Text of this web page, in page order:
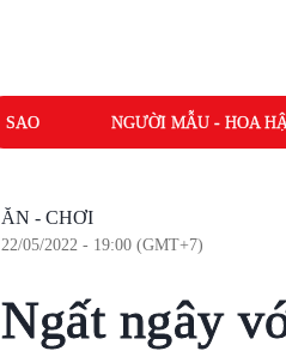
SAO NGƯỜI MẪU - HOA
ĂN - CHƠI
22/05/2022 - 19:00 (GMT+7)
Ngất ngây